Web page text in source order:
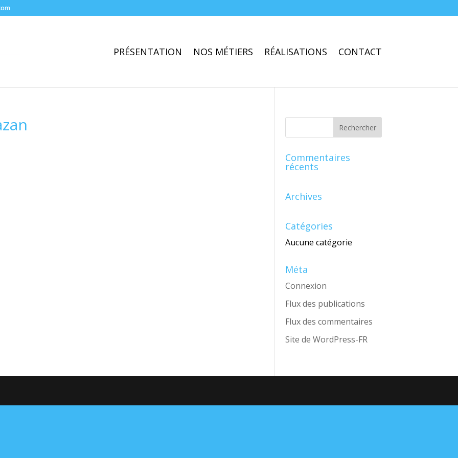
PRÉSENTATION NOS MÉTIERS RÉALISATIONS CONTACT
Commentaires
récents
Archives
Catégories
Aucune catégorie
Méta
Connexion
Flux des publications
Flux des commentaires
Site de WordPress-FR